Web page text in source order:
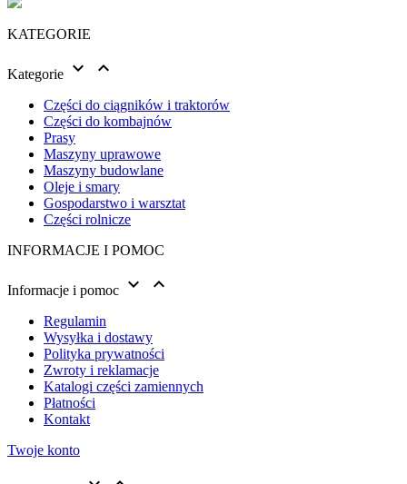
KATEGORIE
Kategorie  
Części do ciągników i traktorów
Części do kombajnów
Prasy
Maszyny uprawowe
Maszyny budowlane
Oleje i smary
Gospodarstwo i warsztat
Części rolnicze
INFORMACJE I POMOC
Informacje i pomoc  
Regulamin
Wysyłka i dostawy
Polityka prywatności
Zwroty i reklamacje
Katalogi części zamiennych
Płatności
Kontakt
Twoje konto